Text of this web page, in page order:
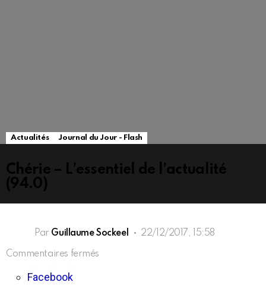
Actualités Journal du Jour - Flash
Chérie – L’essentiel de l’actualité
(94.0)
Par Guillaume Sockeel 22/12/2017, 15:58
Commentaires fermés
Facebook